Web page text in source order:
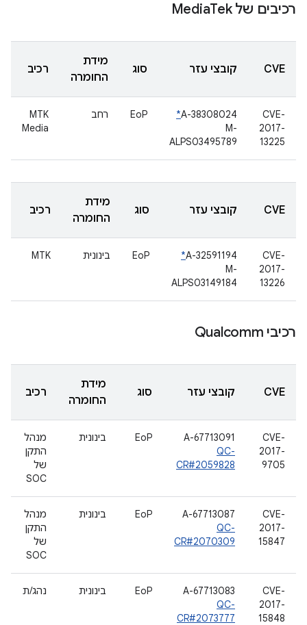
רכיבים של MediaTek
CVE קובצי עזר סוג
מידת
החומרה
רכיב
CVE-
2017-
13225
A-38308024
*
M-
ALPS03495789
EoP רחב
MTK
Media
CVE קובצי עזר סוג
מידת
החומרה
רכיב
CVE-
2017-
13226
A-32591194
*
M-
ALPS03149184
EoP בינונית MTK
רכיבי Qualcomm
CVE קובצי עזר סוג
מידת
החומרה
רכיב
CVE-
2017-
9705
A-67713091
QC-
CR#2059828
EoP בינונית
מנהל
התקן
של
SOC
CVE-
2017-
15847
A-67713087
QC-
CR#2070309
EoP בינונית
מנהל
התקן
של
SOC
CVE-
2017-
15848
A-67713083
QC-
CR#2073777
EoP בינונית נהג/ת